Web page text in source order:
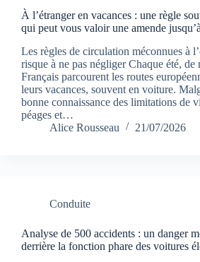
À l’étranger en vacances : une règle
qui peut vous valoir une amende
Les règles de circulation méconnues à
risque à ne pas négliger Chaque été, de
Français parcourent les routes
leurs vacances, souvent en voiture.
bonne connaissance des limitations de
péages et…
Alice Rousseau
21/07/2026
Conduite
Analyse de 500 accidents : un danger
derrière la fonction phare des voitures